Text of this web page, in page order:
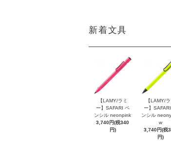
新着文具
【LAMY/ラミ
ー】SAFARI ペ
ンシル neonpink
3,740円(税340
円)
【LAMY/ラ
ー】
ンシル
w
3,740円(税
円)